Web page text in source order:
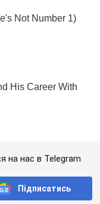
на нас в Telegram
Підписатись